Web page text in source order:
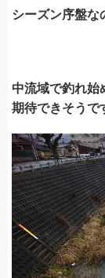
シーズン序盤な
中流域で釣れ始
期待できそうで